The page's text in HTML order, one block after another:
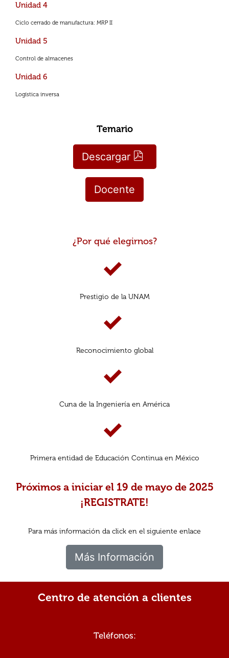
Unidad 4
Ciclo cerrado de manufactura: MRP II
Unidad 5
Control de almacenes
Unidad 6
Logística inversa
Temario
Descargar
Docente
¿Por qué elegirnos?
Prestigio de la UNAM
Reconocimiento global
Cuna de la Ingeniería en América
Primera entidad de Educación Continua en México
Próximos a iniciar el 19 de mayo de 2025
¡REGISTRATE!
Para más información da click en el siguiente enlace
Más Información
Centro de atención a clientes
Teléfonos: